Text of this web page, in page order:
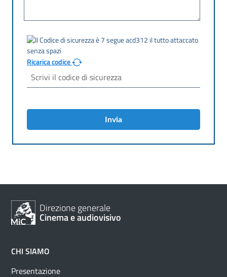
Ricarica codice
Invia
Direzione generale
Cinema e audiovisivo
CHI SIAMO
Presentazione